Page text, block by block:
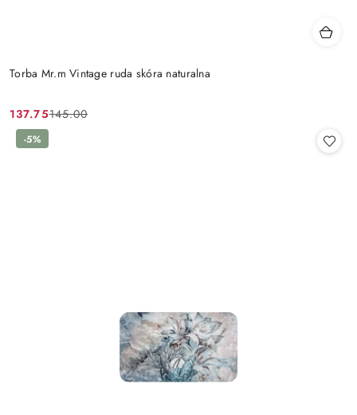
Torba Mr.m Vintage ruda skóra naturalna
Cena
promocyjna:
137.75
Cena
przed
145.00
-5%